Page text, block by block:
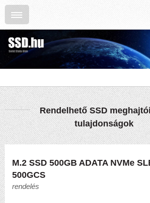
Rendelhető SSD
tulajdonságok
M.2 SSD 500GB ADATA NVMe
500GCS
rendelés